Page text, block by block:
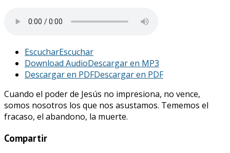
EscucharEscuchar
Download AudioDescargar en MP3
Descargar en PDFDescargar en PDF
Cuando el poder de Jesús no impresiona, no vence,
somos nosotros los que nos asustamos. Tememos el
fracaso, el abandono, la muerte.
Compartir